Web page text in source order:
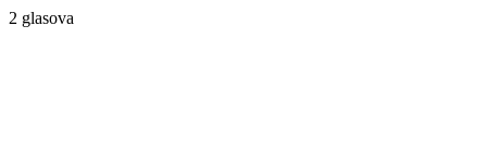
2 glasova